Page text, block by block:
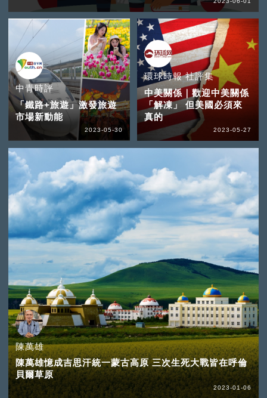
中青時評
「鐵路+旅遊」激發旅遊
市場新動能
2023-05-30
環球時報 社評集
中美關係｜歡迎中美關係
「解凍」 但美國必須來
真的
2023-05-27
陳萬雄
陳萬雄憶成吉思汗統一蒙古高原 三次生死大戰皆在呼倫
貝爾草原
2023-01-06